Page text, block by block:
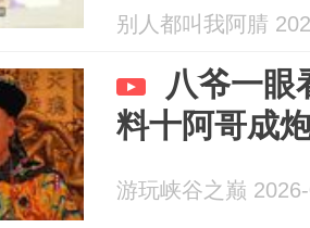
别人都叫我阿腈
八爷一眼
料十阿哥成
游玩峡谷之巅